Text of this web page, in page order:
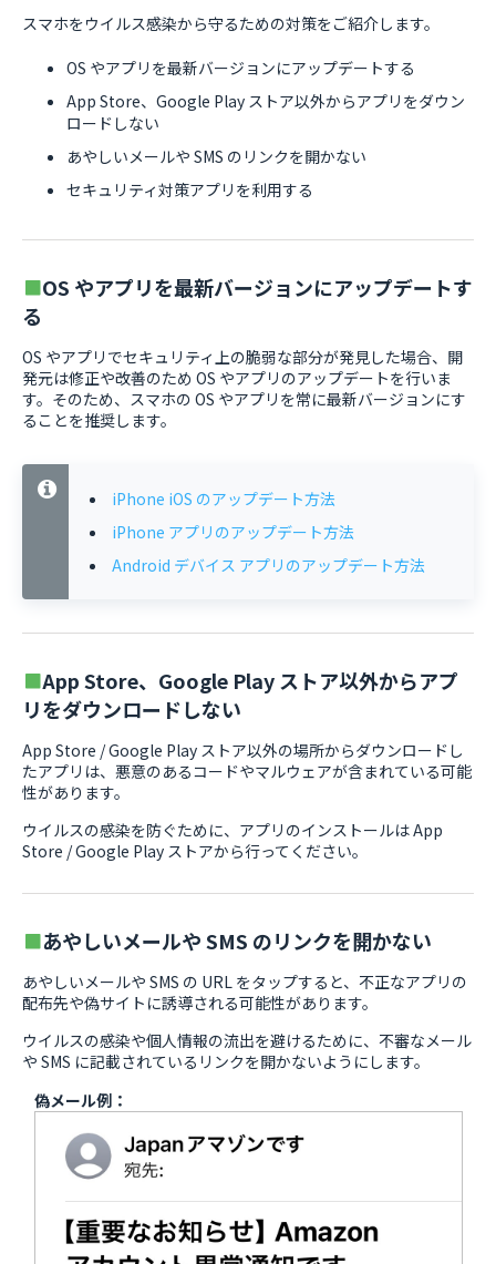
スマホをウイルス感染から守るための対策をご紹介します。
OS やアプリを最新バージョンにアップデートする
App Store、Google Play ストア以外からアプリをダウン
ロードしない
あやしいメールや SMS のリンクを開かない
セキュリティ対策アプリを利用する
OS やアプリを最新バージョンにアップデートす
る
OS やアプリでセキュリティ上の脆弱な部分が発見した場合、開
発元は修正や改善のため OS やアプリのアップデートを行いま
す。そのため、スマホの OS やアプリを常に最新バージョンにす
ることを推奨します。
iPhone iOS のアップデート方法
iPhone アプリのアップデート方法
Android デバイス アプリのアップデート方法
App Store、Google Play ストア以外からアプ
リをダウンロードしない
App Store / Google Play ストア以外の場所からダウンロードし
たアプリは、悪意のあるコードやマルウェアが含まれている可能
性があります。
ウイルスの感染を防ぐために、アプリのインストールは App
Store / Google Play ストアから行ってください。
あやしいメールや SMS のリンクを開かない
あやしいメールや SMS の URL をタップすると、不正なアプリの
配布先や偽サイトに誘導される可能性があります。
ウイルスの感染や個人情報の流出を避けるために、不審なメール
や SMS に記載されているリンクを開かないようにします。
偽メール例：